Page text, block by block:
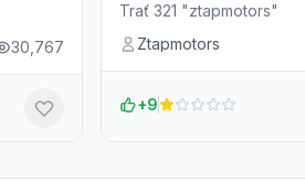
30,767
Trať 321 "ztapmotors"
Ztapmotors
+9